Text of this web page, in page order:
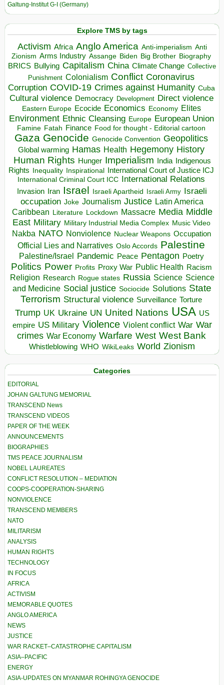
Galtung-Institut G-I (Germany)
Explore TMS by tags
Activism Africa Anglo America Anti-imperialism Anti
Zionism Arms Industry Assange Biden Big Brother Biography
BRICS Bullying Capitalism China Climate Change Collective
Punishment Colonialism Conflict Coronavirus
Corruption COVID-19 Crimes against Humanity Cuba
Cultural violence Democracy Development Direct violence
Eastern Europe Ecocide Economics Economy Elites
Environment Ethnic Cleansing Europe European Union
Famine Fatah Finance Food for thought - Editorial cartoon
Gaza Genocide Genocide Convention Geopolitics
Global warming Hamas Health Hegemony History
Human Rights Hunger Imperialism India Indigenous
Rights Inequality Inspirational
International Court of Justice ICJ
International Criminal Court ICC International Relations
Invasion Iran Israel Israeli Apartheid Israeli Army Israeli
occupation Joke Journalism Justice Latin America
Caribbean Literature Lockdown Massacre Media Middle
East Military Military Industrial Media Complex Music Video
Nakba NATO Nonviolence Nuclear Weapons Occupation
Official Lies and Narratives Oslo Accords Palestine
Palestine/Israel Pandemic Peace Pentagon Poetry
Politics Power Profits Proxy War Public Health Racism
Religion Research Rogue states Russia Science Science
and Medicine Social justice Sociocide Solutions State
Terrorism Structural violence Surveillance Torture
Trump UK Ukraine UN United Nations USA US
empire US Military Violence Violent conflict War War
crimes War Economy Warfare West West Bank
Whistleblowing WHO WikiLeaks World Zionism
Categories
EDITORIAL
JOHAN GALTUNG MEMORIAL
TRANSCEND News
TRANSCEND VIDEOS
PAPER OF THE WEEK
ANNOUNCEMENTS
BIOGRAPHIES
TMS PEACE JOURNALISM
NOBEL LAUREATES
CONFLICT RESOLUTION – MEDIATION
COOPS-COOPERATION-SHARING
NONVIOLENCE
TRANSCEND MEMBERS
NATO
MILITARISM
ANALYSIS
HUMAN RIGHTS
TECHNOLOGY
IN FOCUS
AFRICA
ACTIVISM
MEMORABLE QUOTES
ANGLO AMERICA
NEWS
JUSTICE
WAR RACKET–CATASTROPHE CAPITALISM
ASIA–PACIFIC
ENERGY
ASIA-UPDATES ON MYANMAR ROHINGYA GENOCIDE